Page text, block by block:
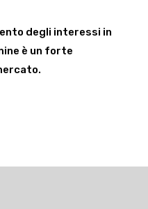
degli interessi in
è un forte